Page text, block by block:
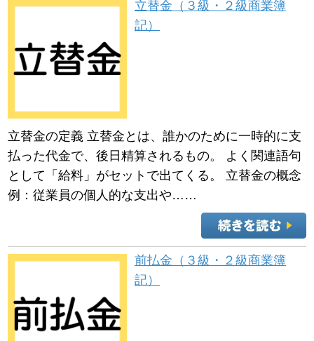
立替金（３級・２級商業簿
記）
立替金の定義 立替金とは、誰かのために一時的に支
払った代金で、後日精算されるもの。 よく関連語句
として「給料」がセットで出てくる。 立替金の概念
例：従業員の個人的な支出や……
前払金（３級・２級商業簿
記）